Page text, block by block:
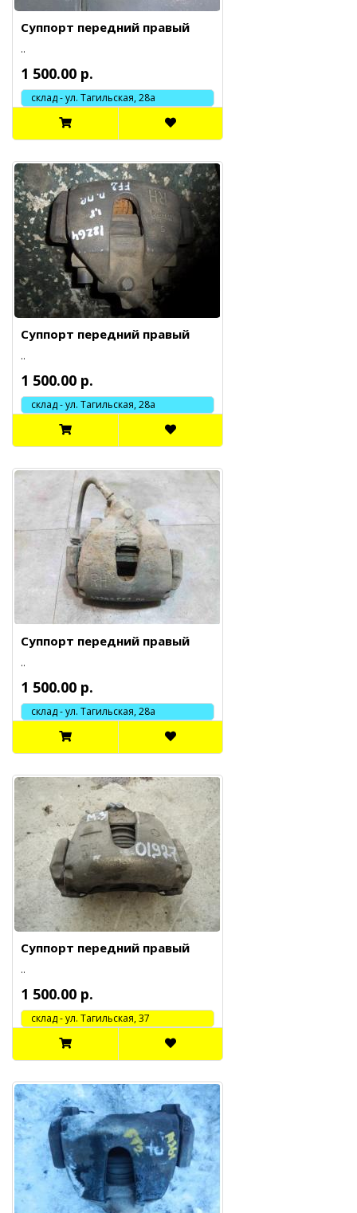
Суппорт передний правый
..
1 500.00 р.
склад - ул. Тагильская, 28а
Суппорт передний правый
..
1 500.00 р.
склад - ул. Тагильская, 28а
Суппорт передний правый
..
1 500.00 р.
склад - ул. Тагильская, 28а
Суппорт передний правый
..
1 500.00 р.
cклад - ул. Тагильская, 37